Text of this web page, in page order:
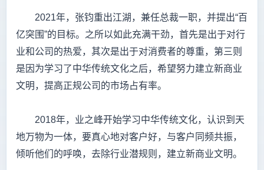
2021年，张钧重出江湖，兼任总裁一职，并提出“百
亿突围”的目标。之所以如此充满干劲，首先是出于对行
业和公司的热爱，其次是出于对消费者的尊重，第三则
是因为学习了中华传统文化之后，希望努力建立新商业
文明，提高正规公司的市场占有率。
2018年，业之峰开始学习中华传统文化，认识到天
地万物为一体，要真心地对客户好，与客户同频共振，
倾听他们的呼唤，去除行业潜规则，建立新商业文明。